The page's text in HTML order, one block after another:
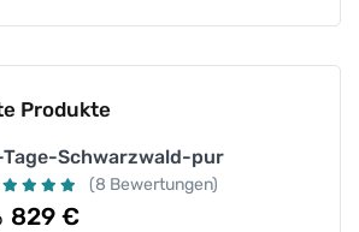
Produkte
Schwarzwald-pur
(8 Bewertungen)
829 €